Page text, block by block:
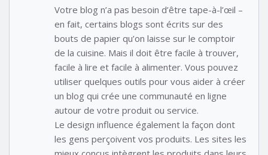
Votre blog n’a pas besoin d’être tape-à-l’œil –
en fait, certains blogs sont écrits sur des
bouts de papier qu’on laisse sur le comptoir
de la cuisine. Mais il doit être facile à trouver,
facile à lire et facile à alimenter. Vous pouvez
utiliser quelques outils pour vous aider à créer
un blog qui crée une communauté en ligne
autour de votre produit ou service.
Le design influence également la façon dont
les gens perçoivent vos produits. Les sites les